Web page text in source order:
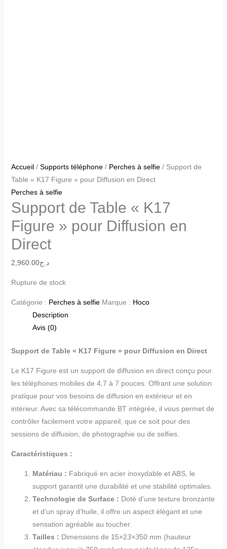
Accueil/ Supports téléphone/ Perches à selfie/ Support de
Table « K17 Figure » pour Diffusion en Direct
Perches à selfie
Support de Table « K17
Figure » pour Diffusion en
Direct
د.ج2,960.00
Rupture de stock
Catégorie : Perches à selfie Marque : Hoco
Description
Avis (0)
Support de Table « K17 Figure » pour Diffusion en Direct
Le K17 Figure est un support de diffusion en direct conçu pour
les téléphones mobiles de 4,7 à 7 pouces. Offrant une solution
pratique pour vos besoins de diffusion en extérieur et en
intérieur. Avec sa télécommande BT intégrée, il vous permet de
contrôler facilement votre appareil, que ce soit pour des
sessions de diffusion, de photographie ou de selfies.
Caractéristiques :
Matériau : Fabriqué en acier inoxydable et ABS, le
support garantit une durabilité et une stabilité optimales.
Technologie de Surface : Doté d’une texture bronzante
et d’un spray d’huile, il offre un aspect élégant et une
sensation agréable au toucher.
Tailles : Dimensions de 15×23×350 mm (hauteur